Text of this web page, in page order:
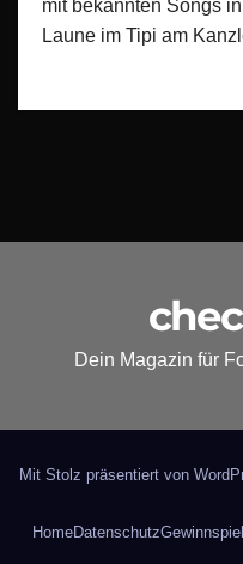
mit bekannten Songs
Laune im Tipi am
Dein Magazin für
Mit Stolz präsentiert von
HomeDatenschutz